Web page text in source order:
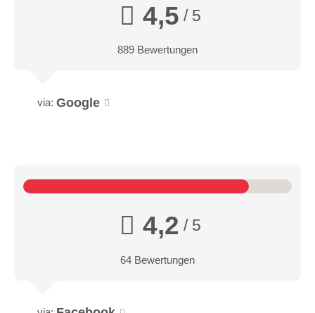
4,5 / 5
889 Bewertungen
via: Google
4,2 / 5
64 Bewertungen